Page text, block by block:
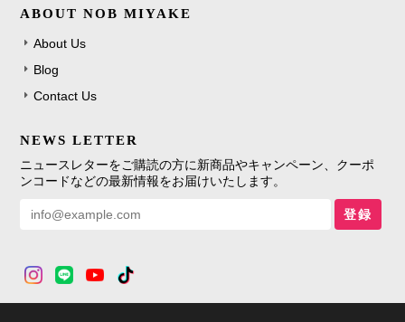
ABOUT NOB MIYAKE
About Us
Blog
Contact Us
NEWS LETTER
ニュースレターをご購読の方に新商品やキャンペーン、クーポ
ンコードなどの最新情報をお届けいたします。
登録